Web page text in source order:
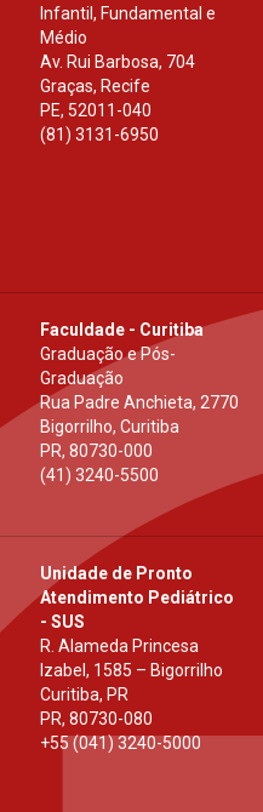
Infantil, Fundamental e
Médio
Av. Rui Barbosa, 704
Graças, Recife
PE, 52011-040
(81) 3131-6950
Faculdade - Curitiba
Graduação e Pós-
Graduação
Rua Padre Anchieta, 2770
Bigorrilho, Curitiba
PR, 80730-000
(41) 3240-5500
Unidade de Pronto
Atendimento Pediátrico
- SUS
R. Alameda Princesa
Izabel, 1585 – Bigorrilho
Curitiba, PR
PR, 80730-080
+55 (041) 3240-5000